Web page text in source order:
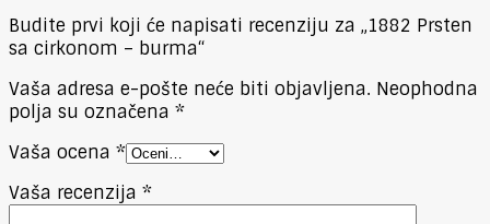
Budite prvi koji će napisati recenziju za „1882 Prsten
sa cirkonom – burma“
Vaša adresa e-pošte neće biti objavljena. Neophodna
polja su označena *
Vaša ocena *
Vaša recenzija *